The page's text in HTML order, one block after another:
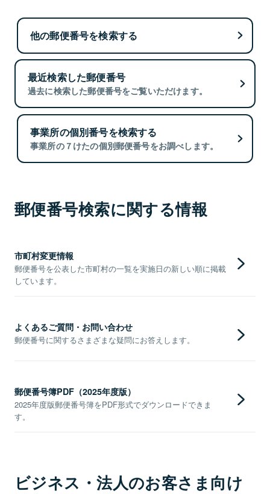
他の郵便番号を検索する
最近検索した郵便番号
過去に検索した郵便番号をご覧いただけます。
事業所の個別番号を検索する
事業所の７けたの個別郵便番号をお調べします。
郵便番号検索に関する情報
市町村変更情報
郵便番号を公表した市町村の一覧を実施日の新しい順に掲載
しています。
よくあるご質問・お問い合わせ
郵便番号に関するさまざまな疑問にお答えします。
郵便番号簿PDF（2025年度版）
2025年度版郵便番号簿をPDF形式でダウンロードできま
す。
ビジネス・法人のお客さま向け